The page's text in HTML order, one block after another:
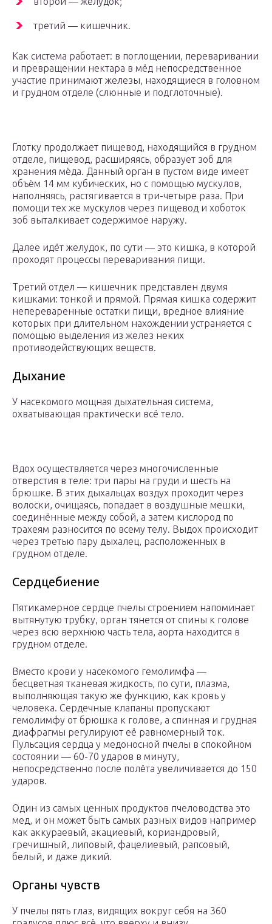
третий — кишечник.
Как система работает: в поглощении, переваривании
и превращении нектара в мёд непосредственное
участие принимают железы, находящиеся в головном
и грудном отделе (слюнные и подглоточные).
Глотку продолжает пищевод, находящийся в грудном
отделе, пищевод, расширяясь, образует зоб для
хранения мёда. Данный орган в пустом виде имеет
объём 14 мм кубических, но с помощью мускулов,
наполняясь, растягивается в три-четыре раза. При
помощи тех же мускулов через пищевод и хоботок
зоб выталкивает содержимое наружу.
Далее идёт желудок, по сути — это кишка, в которой
проходят процессы переваривания пищи.
Третий отдел — кишечник представлен двумя
кишками: тонкой и прямой. Прямая кишка содержит
непереваренные остатки пищи, вредное влияние
которых при длительном нахождении устраняется с
помощью выделения из желез неких
противодействующих веществ.
Дыхание
У насекомого мощная дыхательная система,
охватывающая практически всё тело.
Вдох осуществляется через многочисленные
отверстия в теле: три пары на груди и шесть на
брюшке. В этих дыхальцах воздух проходит через
волоски, очищаясь, попадает в воздушные мешки,
соединённые между собой, а затем кислород по
трахеям разносится по всему телу. Выдох происходит
через третью пару дыхалец, расположенных в
грудном отделе.
Сердцебиение
Пятикамерное сердце пчелы строением напоминает
вытянутую трубку, орган тянется от спины к голове
через всю верхнюю часть тела, аорта находится в
грудном отделе.
Вместо крови у насекомого гемолимфа —
бесцветная тканевая жидкость, по сути, плазма,
выполняющая такую же функцию, как кровь у
человека. Сердечные клапаны пропускают
гемолимфу от брюшка к голове, а спинная и грудная
диафрагмы регулируют её равномерный ток.
Пульсация сердца у медоносной пчелы в спокойном
состоянии — 60-70 ударов в минуту,
непосредственно после полёта увеличивается до 150
ударов.
Один из самых ценных продуктов пчеловодства это
мед, и он может быть самых разных видов например
как аккураевый, акациевый, кориандровый,
гречишный, липовый, фацелиевый, рапсовый,
белый, и даже дикий.
Органы чувств
У пчелы пять глаз, видящих вокруг себя на 360